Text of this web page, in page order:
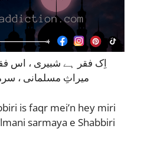
اِک فقر ہے شبیری ، اس
میراثِ مسلمانی ،
is faqr mei’n hey miri
sarmaya e Shabbiri